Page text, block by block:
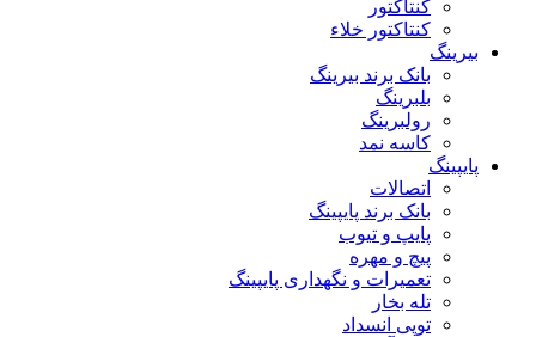
کنتاکتور
کنتاکتور خلاء
بیرینگ
بانک برند بیرینگ
بلبرینگ
رولبرینگ
کاسه نمد
پایپینگ
اتصالات
بانک برند پایپینگ
پایپ و تیوب
پیچ و مهره
تعمیرات و نگهداری پایپینگ
تله بخار
توپی انسداد